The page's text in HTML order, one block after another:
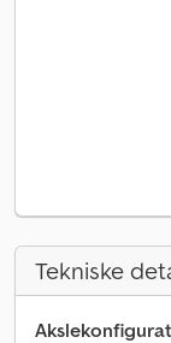
Tekniske